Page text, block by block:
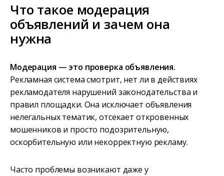
Что такое модерация
объявлений и зачем она
нужна
Модерация — это проверка объявления.
Рекламная система смотрит, нет ли в действиях
рекламодателя нарушений законодательства и
правил площадки. Она исключает объявления
нелегальных тематик, отсекает откровенных
мошенников и просто подозрительную,
оскорбительную или некорректную рекламу.
Часто проблемы возникают даже у